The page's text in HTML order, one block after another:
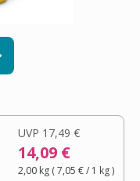
UVP 17,49 €
14,09 €
2,00 kg(7,05 €/ 1 kg)